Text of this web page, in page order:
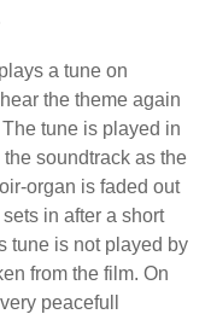
a tune on
the theme again
tune is played in
soundtrack as the
organ is faded out
in after a short
tune is not played by
from the film. On
peacefull